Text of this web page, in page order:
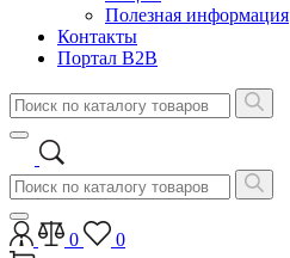
Полезная информация
Контакты
Портал B2B
0
0